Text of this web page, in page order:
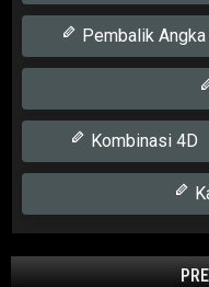
Pembalik Angka
Kombinasi 4D